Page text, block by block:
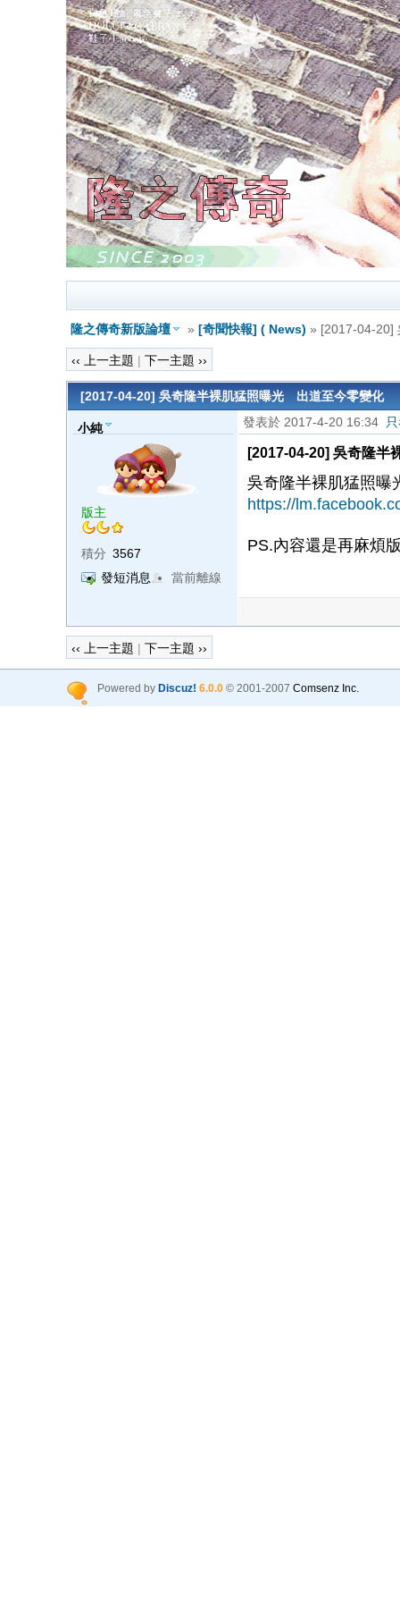
隆之傳奇新版論壇 » [奇聞快報] ( News) » [2017-04-20]
‹‹ 上一主題 | 下一主題 ››
[2017-04-20] 吳奇隆半裸肌猛照曝光 出道至今零變化
小純
版主
積分 3567
發短消息
當前離線
發表於 2017-4-20 16:34
[2017-04-20] 吳奇隆半
吳奇隆半裸肌猛照
https://
PS.內容還是再麻煩
‹‹ 上一主題 | 下一主題 ››
Powered by Discuz! 6.0.0© 2001-2007 Comsenz Inc.